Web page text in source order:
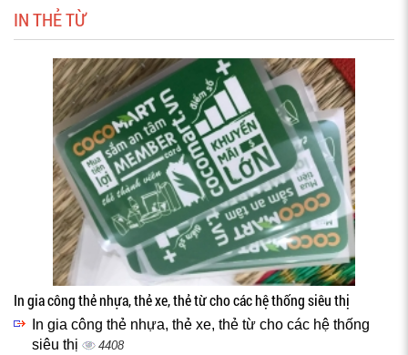
IN THẺ TỪ
In gia công thẻ nhựa, thẻ xe, thẻ từ cho các hệ thống siêu thị
In gia công thẻ nhựa, thẻ xe, thẻ từ cho các hệ thống
siêu thị
4408